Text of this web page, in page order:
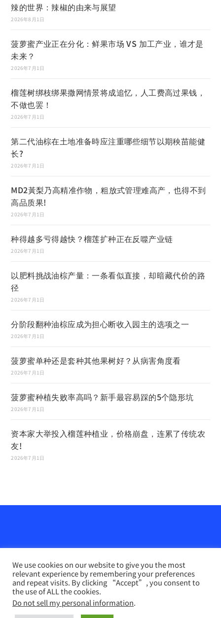
辣的世界：辣椒的由来与展望
2026年8月1日
菠萝蜜产业正在分化：鲜果市场 VS 加工产业，谁才是
未来？
2026年7月1日
榴莲树绑枝绑果撒网情景将成追忆，人工费高过果钱，
不做也罢！
2026年7月1日
第二代油棕在土地准备時应注重哪些细节以期秧苗能健
长?
2026年7月1日
MD2黃梨乃高精准作物，粗放式管理难高产，也得不到
高品质果!
2026年7月1日
种得越多亏得越快？榴莲扩种正在反噬产业链
2026年7月1日
以肥料挑战油棕产量：一条看似直接，却暗藏代价的路
径
2026年7月1日
分阶段翻种油棕应成为担心断收入园主的选项之一
2026年7月1日
菠萝蜜单种还是套种其他果树好？从病害角度看
2026年7月1日
菠萝蜜种植失败率高吗？新手最容易踩的5个隐形坑
2026年7月1日
资本家大举投入榴莲种植业，价格崩盘，连累了传统农
友!
2026年7月1日
农业天地网 INFO PERTANIAN online （马来文）
Disclaimer
Privacy Policy
We use cookies on our website to give you the most
relevant experience by remembering your preferences
and repeat visits. By clicking “Accept”, you consent to
the use of ALL the cookies.
Do not sell my personal information.